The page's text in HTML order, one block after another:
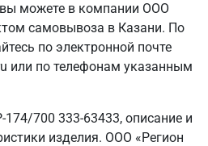
можете в компании ООО
самовывоза в Казани. По
по электронной почте
или по телефонам указанным
700 333-63433, описание и
изделия. ООО «Регион